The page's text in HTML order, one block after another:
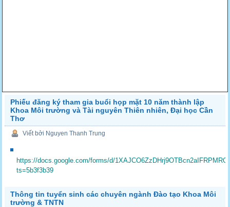
Phiếu đăng ký tham gia buổi họp mặt 10 năm thành lập
Khoa Môi trường và Tài nguyên Thiên nhiên, Đại học Cần
Thơ
Viết bởi Nguyen Thanh Trung
https://docs.google.com/forms/d/
ts=5b3f3b39
Thông tin tuyển sinh các chuyên ngành Đào tạo Khoa Môi
trường & TNTN